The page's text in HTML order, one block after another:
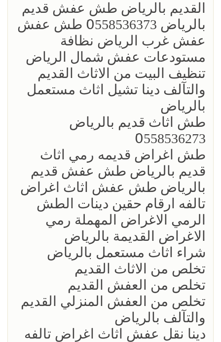
القديم بالرياض طش عفش قديم
بالرياض 0َ558536373 طش عفش
عفش غرب الرياض نظافة
مستودعات عفش شمال الرياض
تنظيف البيت من الاثاث القديم
والتآلف دينا تشيل اثاث مستعمل
بالرياض
طش اثاث قديم بالرياض
0َ558536273
طش اغراض قديمه رمي اثاث
قديم بالرياض طش عفش قديم
بالرياض طش عفش اثاث اغراض
تالفه ارقام حقين دينات الطش
الرمي الاغراض المهملة رمي
الاغراض القديمة بالرياض
شراء اثاث مستعمل بالرياض
تخلص من الاثاث القديم
تخلص من العفش القديم
تخلص من العفش المنزلي القديم
والتآلف بالرياض
دينا نقل عفش اثاث اغراض تالفه